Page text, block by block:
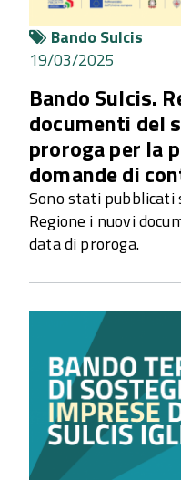
Bando Sulcis
19/03/2025
Bando Sulcis.
documenti del
proroga per la
domande di
Sono stati pubblicati
Regione i nuovi
data di proroga.